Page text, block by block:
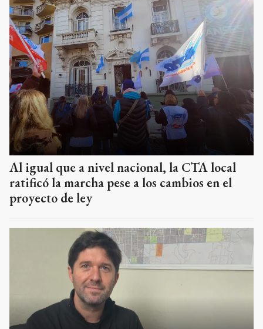
Al igual que a nivel nacional, la CTA local
ratificó la marcha pese a los cambios en el
proyecto de ley